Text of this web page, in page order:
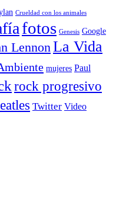
Crueldad con los animales
fotos Genesis Google
LennonLa Vida
mujeres Paul
rock progresivo
Twitter Video